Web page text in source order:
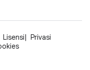
Lisensi
Privasi